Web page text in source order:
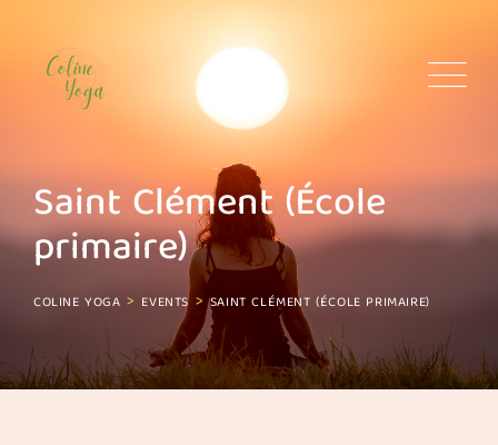
content
Saint Clément (École
primaire)
COLINE YOGA > EVENTS>SAINT CLÉMENT (ÉCOLE PRIMAIRE)